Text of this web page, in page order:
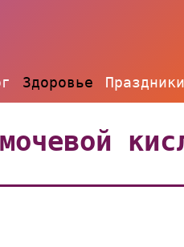
Здоровье Праздники